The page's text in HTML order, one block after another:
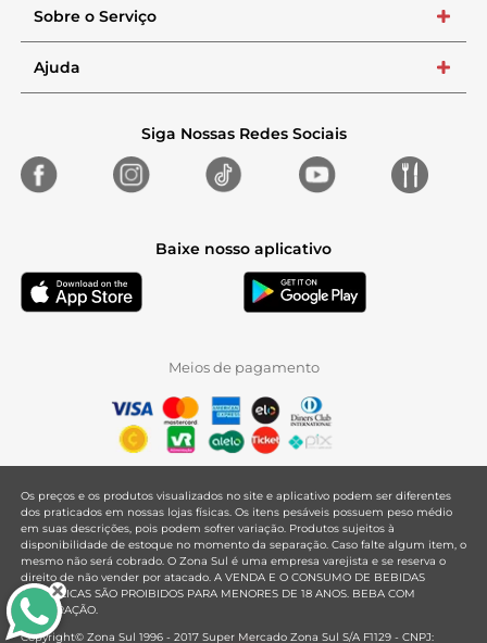
Sobre o Serviço +
Ajuda +
Siga Nossas Redes Sociais
Baixe nosso aplicativo
Meios de pagamento
Os preços e os produtos visualizados no site e aplicativo podem ser diferentes
dos praticados em nossas lojas físicas. Os itens pesáveis possuem peso médio
em suas descrições, pois podem sofrer variação. Produtos sujeitos à
disponibilidade de estoque no momento da separação. Caso falte algum item, o
mesmo não será cobrado. O Zona Sul é uma empresa varejista e se reserva o
direito de não vender por atacado. A VENDA E O CONSUMO DE BEBIDAS
ALCOÓLICAS SÃO PROIBIDOS PARA MENORES DE 18 ANOS. BEBA COM
MODERAÇÃO.
Copyright© Zona Sul 1996 - 2017 Super Mercado Zona Sul S/A F1129 - CNPJ: